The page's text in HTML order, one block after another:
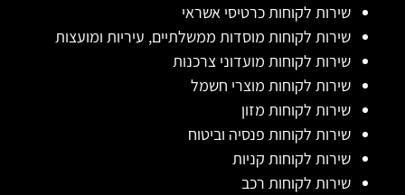
שירות לקוחות כרטיסי אשראי
שירות לקוחות מוסדות ממשלתיים, עיריות ומועצות
שירות לקוחות מועדוני צרכנות
שירות לקוחות מוצרי חשמל
שירות לקוחות מזון
שירות לקוחות פנסיה וביטוח
שירות לקוחות קניות
שירות לקוחות רכב